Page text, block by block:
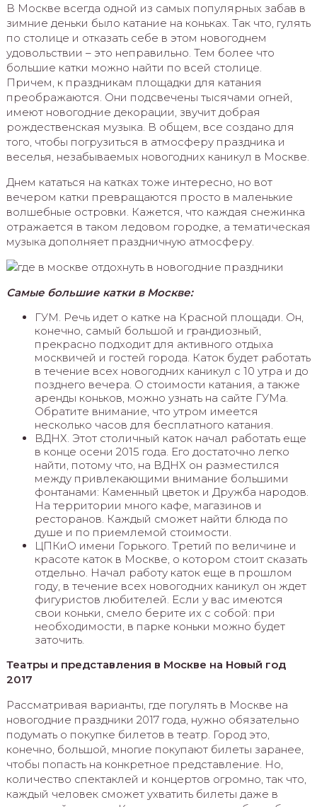
В Москве всегда одной из самых популярных забав в
зимние деньки было катание на коньках. Так что, гулять
по столице и отказать себе в этом новогоднем
удовольствии – это неправильно. Тем более что
большие катки можно найти по всей столице.
Причем, к праздникам площадки для катания
преображаются. Они подсвечены тысячами огней,
имеют новогодние декорации, звучит добрая
рождественская музыка. В общем, все создано для
того, чтобы погрузиться в атмосферу праздника и
веселья, незабываемых новогодних каникул в Москве.
Днем кататься на катках тоже интересно, но вот
вечером катки превращаются просто в маленькие
волшебные островки. Кажется, что каждая снежинка
отражается в таком ледовом городке, а тематическая
музыка дополняет праздничную атмосферу.
Самые большие катки в Москве:
ГУМ. Речь идет о катке на Красной площади. Он,
конечно, самый большой и грандиозный,
прекрасно подходит для активного отдыха
москвичей и гостей города. Каток будет работать
в течение всех новогодних каникул с 10 утра и до
позднего вечера. О стоимости катания, а также
аренды коньков, можно узнать на сайте ГУМа.
Обратите внимание, что утром имеется
несколько часов для бесплатного катания.
ВДНХ. Этот столичный каток начал работать еще
в конце осени 2015 года. Его достаточно легко
найти, потому что, на ВДНХ он разместился
между привлекающими внимание большими
фонтанами: Каменный цветок и Дружба народов.
На территории много кафе, магазинов и
ресторанов. Каждый сможет найти блюда по
душе и по приемлемой стоимости.
ЦПКиО имени Горького. Третий по величине и
красоте каток в Москве, о котором стоит сказать
отдельно. Начал работу каток еще в прошлом
году, в течение всех новогодних каникул он ждет
фигуристов любителей. Если у вас имеются
свои коньки, смело берите их с собой: при
необходимости, в парке коньки можно будет
заточить.
Театры и представления в Москве на Новый год
2017
Рассматривая варианты, где погулять в Москве на
новогодние праздники 2017 года, нужно обязательно
подумать о покупке билетов в театр. Город это,
конечно, большой, многие покупают билеты заранее,
чтобы попасть на конкретное представление. Но,
количество спектаклей и концертов огромно, так что,
каждый человек сможет ухватить билеты даже в